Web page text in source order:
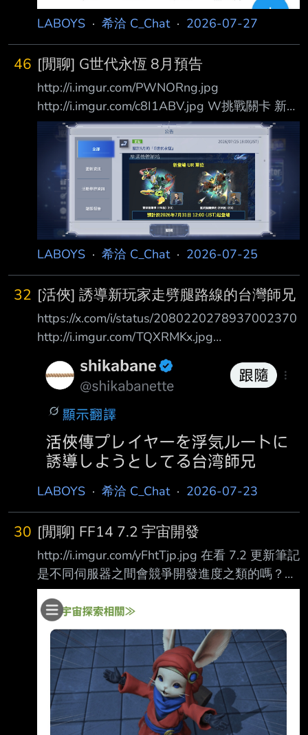
LABOYS · 希洽 C_Chat· 2026-07-27
46 [閒聊] G世代永恆 8月預告
http://i.imgur.com/PWNORng.jpg
http://i.imgur.com/c8I1ABV.jpg W挑戰關卡 新蛋
池 限五飛 常駐特洛瓦 常駐大舅子船
http://i.imgur.com/FOUxZHr.jpg 鋼彈W和SD鋼
彈角色上調 日後實裝
http://i.imgur.com/eBymuEX.jpg 新永恆關卡
http://i.imgur.com/MFbqmMO.jpg 新強敵來襲
http://i.imgur.com/Wk47laJ.jpg 獨角獸配布
http:/
LABOYS · 希洽 C_Chat· 2026-07-25
32 [活俠] 誘導新玩家走劈腿路線的台灣師兄
https://x.com/i/status/2080220278937002370
http://i.imgur.com/TQXRMKx.jpg
http://i.imgur.com/9eOr3kn.jpg 壞
http://i.imgur.com/hJMX3ul.jpg
http://i.imgur.com/1VnjaFt.jpg 我跟剛跑完小師
妹路線的朋友說： 「如果唐門遭到襲擊時你惡
人值夠高， 還有私奔逃亡路線喔。」 從那之後
他就再也沒有聯絡我了……真令人擔心。 （晁和
顏比雙YA） 太壞了 人心太
LABOYS · 希洽 C_Chat· 2026-07-23
30 [閒聊] FF14 7.2 宇宙開發
http://i.imgur.com/yFhtTjp.jpg 在看 7.2 更新筆記
是不同伺服器之間會競爭開發進度之類的嗎？w
http://i.imgur.com/MOJOrVA.jpg 要來這個地區練
專業技能？ 雖然我已經要全部練滿了，剩下甲
冑 http://i.imgur.com/6AdYUNl.jpg 宇宙好運道
ww 是不是超級看臉
http://i.imgur.com/ioDgfXw.jpg 隨機100級 好腦
袋大王 XDDD 我怕了 目前釣座騎進度，30/100
也就是還要700+禿鷹 真